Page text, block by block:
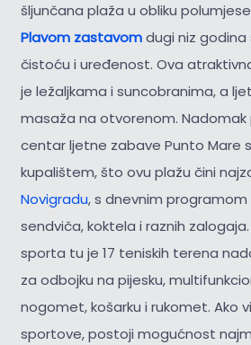
šljunčana plaža u obliku
Plavom zastavomdugi niz
čistoću i uređenost. Ova
je ležaljkama i suncobranima, a
masaža na otvorenom. Nadomak
centar ljetne zabave Punto Mare
kupalištem, što ovu plažu čini
Novigradu, s dnevnim
sendviča, koktela i raznih
sporta tu je 17 teniskih terena
za odbojku na pijesku,
nogomet, košarku i rukomet. Ako
sportove, postoji mogućnost